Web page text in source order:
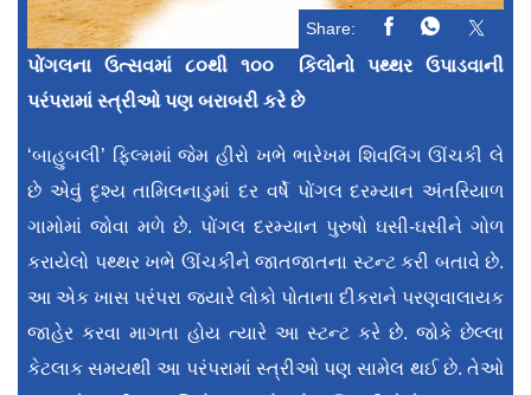
Share:
પોંગલના ઉત્સવમાં ૮૦થી ૧૦૦ કિલોનો પથ્થર ઉપાડવાની
પરંપરામાં સ્ત્રીઓ પણ બરાબરી કરે છે
‘બાહુબલી’ ફિલ્મમાં જેમ હીરો ખભે ભારેખમ શિવલિંગ ઊંચકી લે
છે એવું દૃશ્ય તામિલનાડુમાં દર વર્ષે પોંગલ દરમ્યાન અંતરિયાળ
ગામોમાં જોવા મળે છે. પોંગલ દરમ્યાન પુરુષો ઘસી-ઘસીને ગોળ
કરાયેલો પથ્થર ખભે ઊંચકીને જાતજાતના સ્ટન્ટ કરી બતાવે છે.
આ એક ખાસ પરંપરા જ્યારે લોકો પોતાના દીકરાને પરણવાલાયક
જાહેર કરવા માગતા હોય ત્યારે આ સ્ટન્ટ કરે છે. જોકે છેલ્લા
કેટલાક સમયથી આ પરંપરામાં સ્ત્રીઓ પણ સામેલ થઈ છે. તેઓ